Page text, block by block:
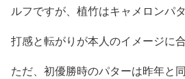
ルフですが、植竹はキャメロンパ
打感と転がりが本人のイメージに
ただ、 初優勝時のパターは昨年と